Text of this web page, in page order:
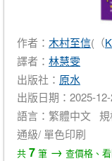
作者： 木村至信(（
譯者： 林慧雯
出版社： 原水
出版日期：2025-
語言：繁體中文 規
通級/ 單色印刷
共 7 筆 → 查價格、